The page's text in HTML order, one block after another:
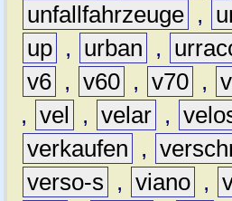
unfallfahrzeuge ,
up , urban ,
v6 , v60 , v70 ,
, vel , velar ,
verkaufen
,
verso-s
, viano ,